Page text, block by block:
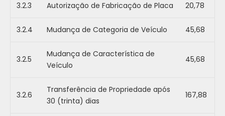
3.2.3 Autorização de Fabricação de Placa 20,78
3.2.4 Mudança de Categoria de Veículo 45,68
3.2.5
Mudança de Característica de
Veículo
45,68
3.2.6
Transferência de Propriedade após
30 (trinta) dias
167,88